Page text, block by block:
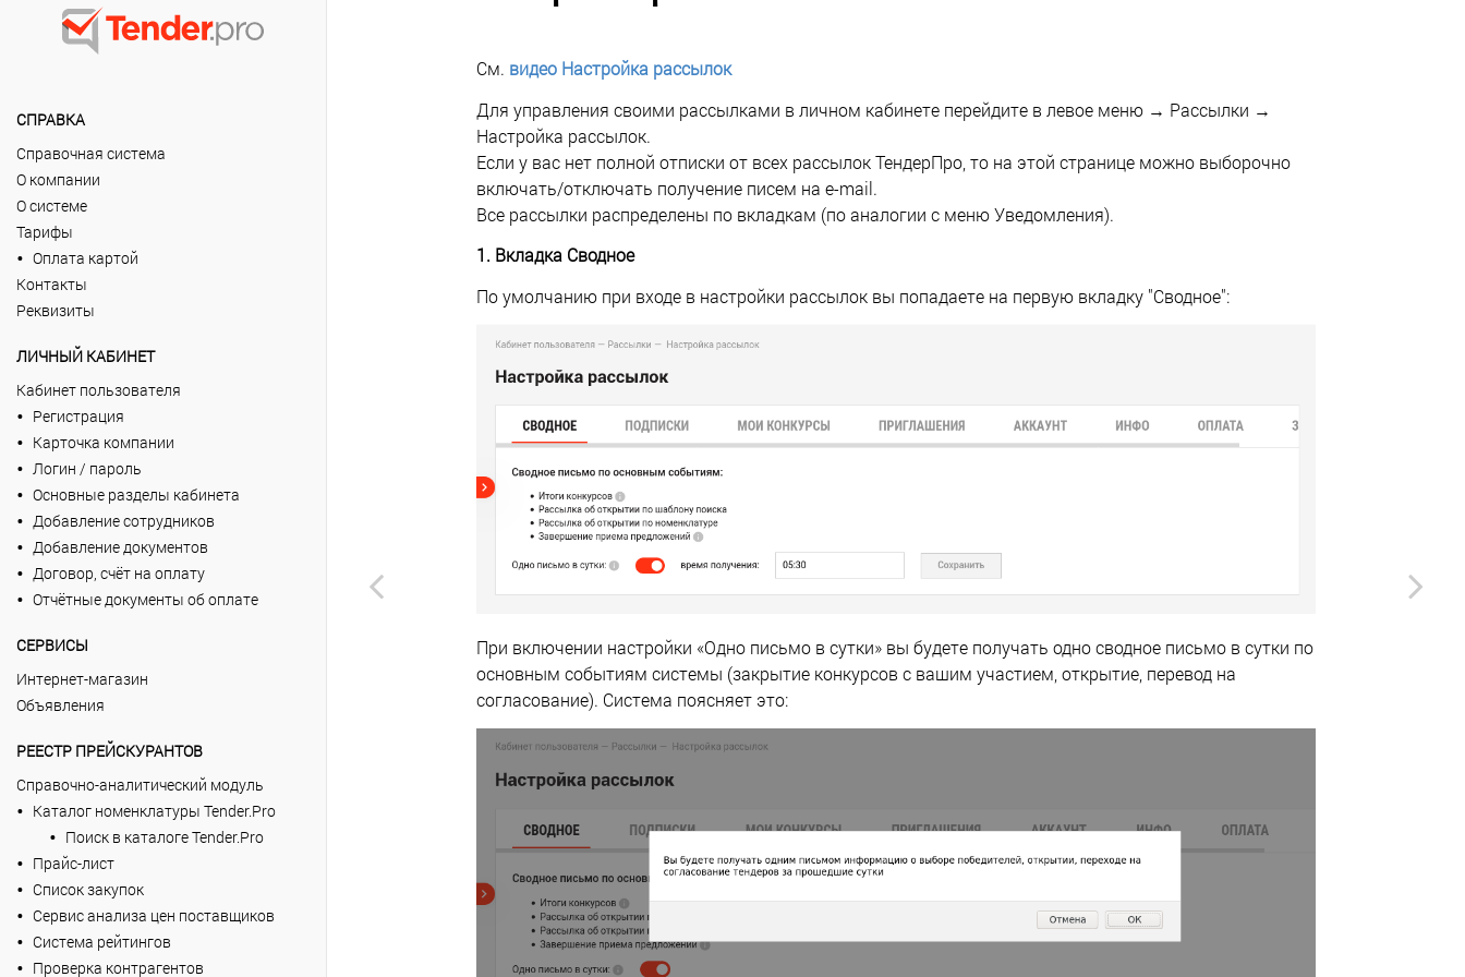
СПРАВКА
Справочная система
О компании
О системе
Тарифы
Оплата картой
Контакты
Реквизиты
ЛИЧНЫЙ КАБИНЕТ
Кабинет пользователя
Регистрация
Карточка компании
Логин / пароль
Основные разделы кабинета
Добавление сотрудников
Добавление документов
Договор, счёт на оплату
Отчётные документы об оплате
СЕРВИСЫ
Интернет-магазин
Объявления
РЕЕСТР ПРЕЙСКУРАНТОВ
Справочно-аналитический модуль
Каталог номенклатуры Tender.Pro
Поиск в каталоге Tender.Pro
Прайс-лист
Список закупок
Сервис анализа цен поставщиков
Система рейтингов
Проверка контрагентов
См. видео Настройка рассылок
Для управления своими рассылками в личном кабинете перейдите в левое меню → Рассылки →
Настройка рассылок.
Если у вас нет полной отписки от всех рассылок ТендерПро, то на этой странице можно выборочно
включать/отключать получение писем на e-mail.
Все рассылки распределены по вкладкам (по аналогии с меню Уведомления).
1. Вкладка Сводное
По умолчанию при входе в настройки рассылок вы попадаете на первую вкладку "Сводное":
При включении настройки «Одно письмо в сутки» вы будете получать одно сводное письмо в сутки по
основным событиям системы (закрытие конкурсов с вашим участием, открытие, перевод на
согласование). Система поясняет это: